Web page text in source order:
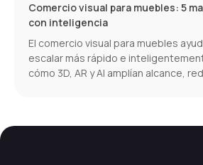
Comercio visual para muebles: 5
con inteligencia
El comercio visual para muebles
escalar más rápido e
cómo 3D, AR y AI amplían alcance,